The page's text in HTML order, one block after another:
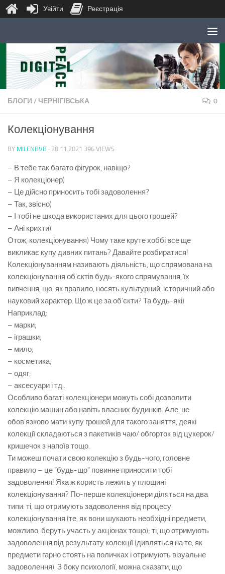
Skip to content
БЛОГИ / ЧЕРНІГІВСЬКА 0
Колекціонування
BY MILENBVB · 28.11.2021 396 VIEWS
– В тебе так багато фігурок, навіщо?
– Я колекціонер)
– Це дійсно приносить тобі задоволення?
– Так, звісно)
– І тобі не шкода використаних для цього грошей?
– Ані крихти)
Отож, колекціонування) Чому таке круте хоббі все ще
викликає купу дивних питань? Давайте розбиратися!
Колекціонуванням називають діяльність, що спрямована на
колекціонування об’єктів будь-якого спрямування, їх
вивчення, що, як правило, носять культурний, історичний або
науковий характер. Що ж це за об’єкти? Та будь-які)
Наприклад:
– марки;
– іграшки;
– мило;
– косметика;
– одяг;
– аксесуари і тд..
Особливо багаті колекціонери можуть собі дозволити
колекцію машин або навіть власних будинків. Але, не
обов’язково мати купу грошей для такого заняття, деякі
колекції складаються з пакетиків чаю/ обгорток від цукерок/
кришечок з напоїв тощо.
Ти можеш почати свою колекцію з будь-чого, головне
правило – це “будь-що” повинне приносити тобі
задоволення! Яка ж користь лежить у площині
колекціонування? По-перше колекціонери діляться на два
типи: ті, що отримують задоволення від процесу
колекціонування (те, як вони шукають необхідні предмети,
можливо, беруть участь у акціонах тощо); ті, що отримують
задоволення від результату колекції (дивляться на те, як
предмети гарно стоять на поличках і отримують візуальне
задоволення). З боку психології, можна сказати, що
Увійти Реєстрація